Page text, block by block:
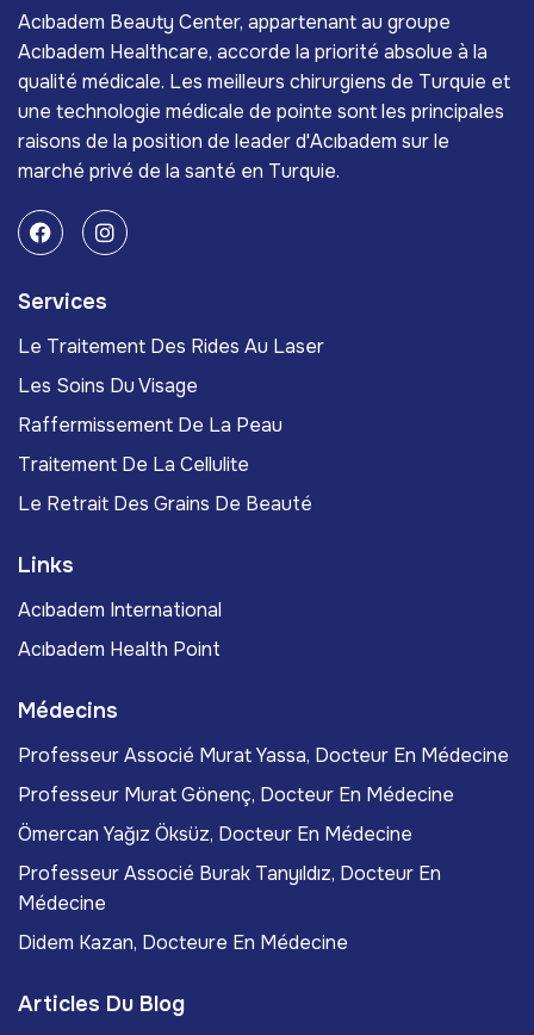
Acıbadem Beauty Center, appartenant au groupe
Acıbadem Healthcare, accorde la priorité absolue à la
qualité médicale. Les meilleurs chirurgiens de Turquie et
une technologie médicale de pointe sont les principales
raisons de la position de leader d'Acıbadem sur le
marché privé de la santé en Turquie.
Services
Le Traitement Des Rides Au Laser
Les Soins Du Visage
Raffermissement De La Peau
Traitement De La Cellulite
Le Retrait Des Grains De Beauté
Links
Acıbadem International
Acıbadem Health Point
Médecins
Professeur Associé Murat Yassa, Docteur En Médecine
Professeur Murat Gönenç, Docteur En Médecine
Ömercan Yağız Öksüz, Docteur En Médecine
Professeur Associé Burak Tanyıldız, Docteur En
Médecine
Didem Kazan, Docteure En Médecine
Articles Du Blog